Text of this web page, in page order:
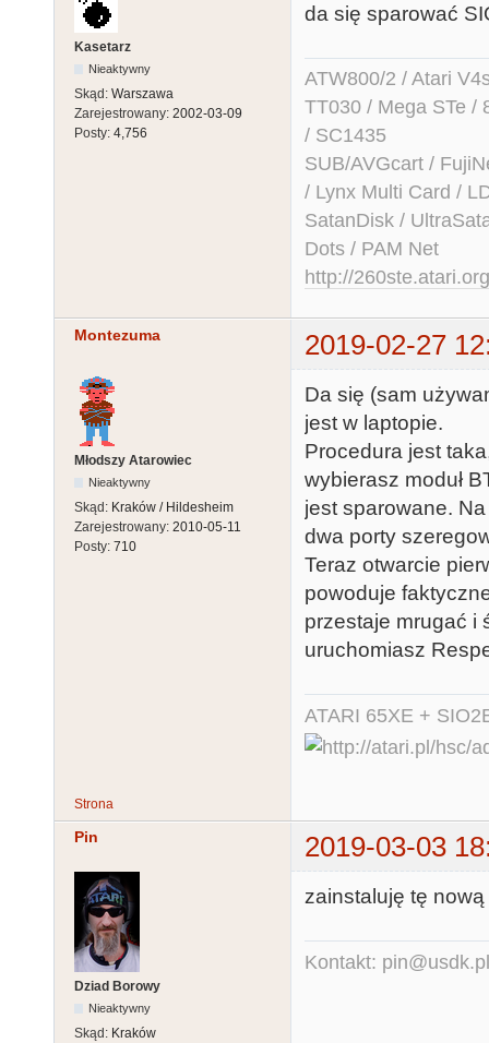
Kasetarz
Nieaktywny
Skąd: Warszawa
Zarejestrowany: 2002-03-09
Posty: 4,756
da się sparować
ATW800/2 / Atari
TT030 / Mega STe /
/ SC1435
SUB/AVGcart /
/ Lynx Multi Card /
SatanDisk /
Dots / PAM Net
http://260ste.atari.org
Montezuma 2019-02-27
Młodszy Atarowiec
Nieaktywny
Skąd: Kraków / Hildesheim
Zarejestrowany: 2010-05-11
Posty: 710
Da się (sam
jest w laptopie.
Procedura jest
wybierasz moduł
jest sparowane.
dwa porty
Teraz otwarcie
powoduje
przestaje mrugać i
uruchomiasz
ATARI 65XE +
Strona
Pin 2019-03-03
Dziad Borowy
Nieaktywny
Skąd: Kraków
zainstaluję tę
Kontakt: pin@usdk.pl